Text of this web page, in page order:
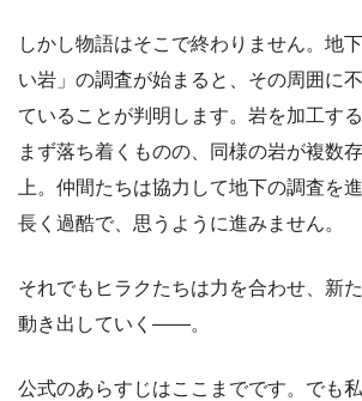
しかし物語はそこで終わりません。地
い岩」の調査が始まると、その周囲に
ていることが判明します。岩を加工す
まず落ち着くものの、同様の岩が複数
上。仲間たちは協力して地下の調査を
長く過酷で、思うように進みません。
それでもヒラクたちは力を合わせ、新
動き出していく――。
公式のあらすじはここまでです。でも